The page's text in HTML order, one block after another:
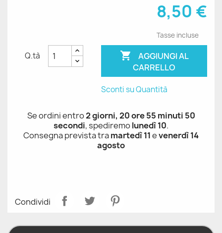
8,50 €
Tasse incluse
Q.tà 
CARRELLO
Sconti su Quantità
Se ordini entro2 giorni, 20 ore 55 minuti 49
secondi, spediremolunedì 10.
Consegna prevista tramartedì 11evenerdì 14
agosto
Condividi